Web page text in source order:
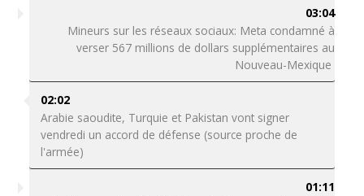
03:04
Mineurs sur les réseaux sociaux: Meta condamné à
verser 567 millions de dollars supplémentaires au
Nouveau-Mexique
02:02
Arabie saoudite, Turquie et Pakistan vont signer
vendredi un accord de défense (source proche de
l'armée)
01:11